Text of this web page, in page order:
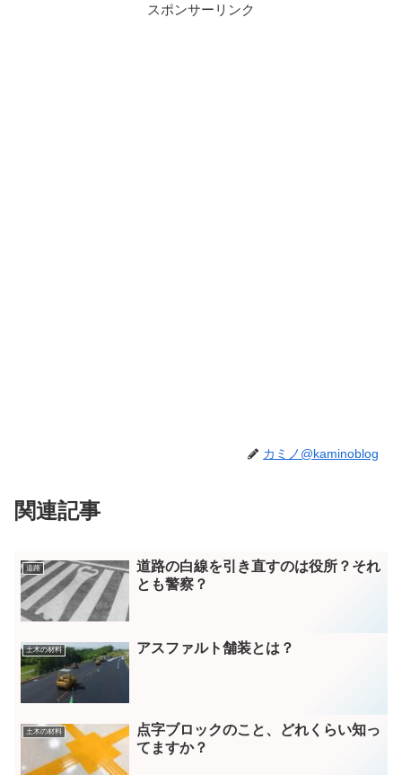
スポンサーリンク
カミノ@kaminoblog
関連記事
道路
道路の白線を引き直すのは役所？それ
とも警察？
土木の材料 アスファルト舗装とは？
土木の材料
点字ブロックのこと、どれくらい知っ
てますか？